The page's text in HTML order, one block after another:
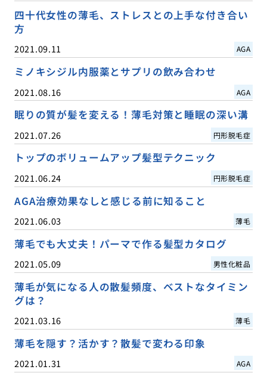
四十代女性の薄毛、ストレスとの上手な付き合い
方
2021.09.11 AGA
ミノキシジル内服薬とサプリの飲み合わせ
2021.08.16 AGA
眠りの質が髪を変える！薄毛対策と睡眠の深い溝
2021.07.26 円形脱毛症
トップのボリュームアップ髪型テクニック
2021.06.24 円形脱毛症
AGA治療効果なしと感じる前に知ること
2021.06.03 薄毛
薄毛でも大丈夫！パーマで作る髪型カタログ
2021.05.09 男性化粧品
薄毛が気になる人の散髪頻度、ベストなタイミン
グは？
2021.03.16 薄毛
薄毛を隠す？活かす？散髪で変わる印象
2021.01.31 AGA